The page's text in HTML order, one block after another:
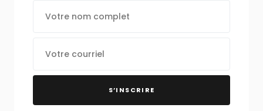
S’INSCRIRE